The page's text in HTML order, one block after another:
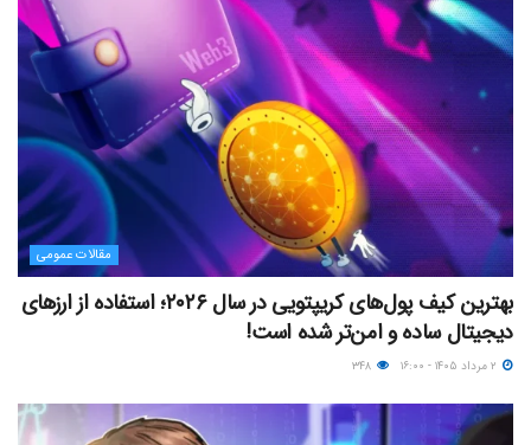
مقالات عمومی
بهترین کیف پول‌های کریپتویی در سال ۲۰۲۶؛ استفاده از ارزهای
دیجیتال ساده و امن‌تر شده است!